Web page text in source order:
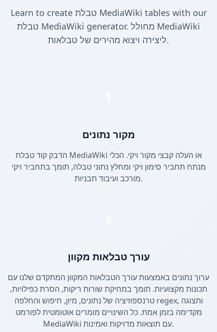
Learn to create טבלת MediaWiki tables with our
טבלת MediaWiki generator. מחולל MediaWiki
ליצירה ויצוא מהירים של טבלאות.
מקור נתונים
הדבק קוד טבלת MediaWiki או העלה קבצי מקור ויקי. הכלי
מנתח תחביר סימון ויקי ומחלץ נתוני טבלה, תומך בתחביר ויקי
מורכב ועיבוד תבניות.
עורך טבלאות מקוון
ערוך נתונים באמצעות עורך הטבלאות המקוון המתקדם שלנו עם
תכונות מקצועיות. תומך במחיקת שורות ריקות, הסרת כפילויות,
טרנספוזיציה של נתונים, מיון, חיפוש והחלפה regex, ותצוגה
מקדימה בזמן אמת. כל השינויים מומרים אוטומטית לפורמט
MediaWiki עם תוצאות מדויקות ואמינות.